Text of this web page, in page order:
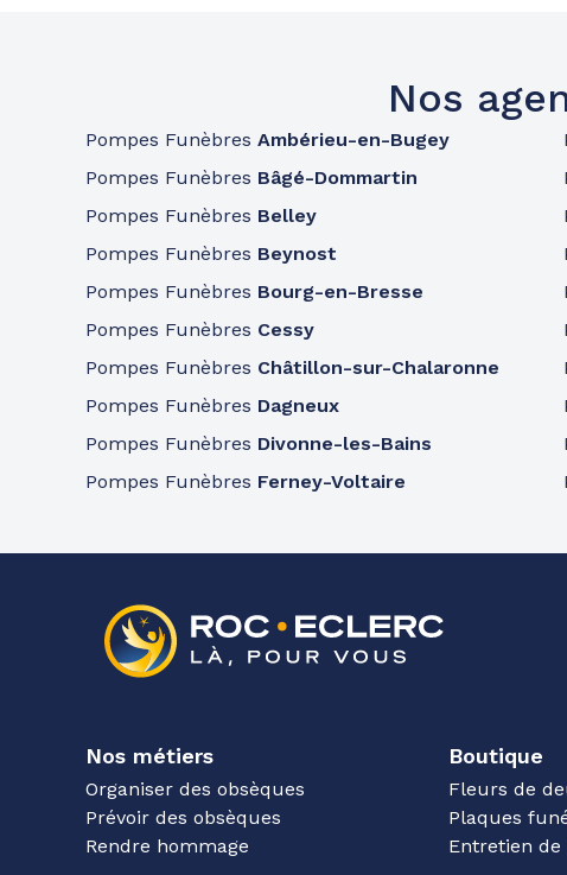
Nos
Pompes Funèbres Ambérieu-en-Bugey
Pompes Funèbres Bâgé-Dommartin
Pompes Funèbres Belley
Pompes Funèbres Beynost
Pompes Funèbres Bourg-en-Bresse
Pompes Funèbres Cessy
Pompes Funèbres Châtillon-sur-Chalaronne
Pompes Funèbres Dagneux
Pompes Funèbres Divonne-les-Bains
Pompes Funèbres Ferney-Voltaire
Nos métiers
Organiser des obsèques
Prévoir des obsèques
Rendre hommage
Boutique
Fleurs de
Plaques
Entretien